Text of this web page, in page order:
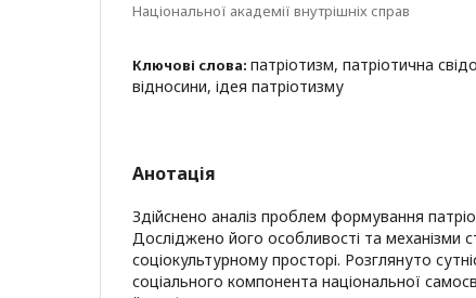
Національної академії внутрішніх справ
Ключові слова: патріотизм, патріотична
відносини, ідея патріотизму
Анотація
Здійснено аналіз проблем формування
Досліджено його особливості та механізми
соціокультурному просторі. Розглянуто
соціального компонента національної